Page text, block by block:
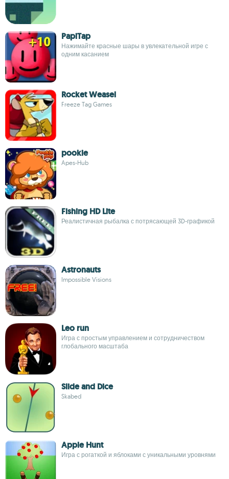
PapiTap
Нажимайте красные шары в увлекательной игре с
одним касанием
Rocket Weasel
Freeze Tag Games
pookie
Apes-Hub
Fishing HD Lite
Реалистичная рыбалка с потрясающей 3D-графикой
Astronauts
Impossible Visions
Leo run
Игра с простым управлением и сотрудничеством
глобального масштаба
Slide and Dice
Skabed
Apple Hunt
Игра с рогаткой и яблоками с уникальными уровнями